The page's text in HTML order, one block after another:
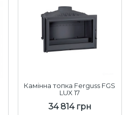
Камінна топка Ferguss FGS
LUX 17
34 814 грн